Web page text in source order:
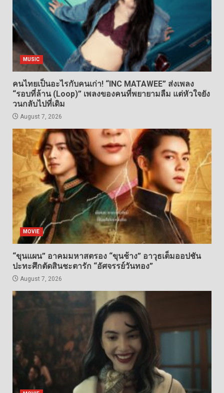
MUSIC
คนไทยเป็นอะไรกับคนเก่า! “INC MATAWEE” ส่งเพลง
“รอบที่ล้าน (Loop)” เพลงของคนที่พยายามลืม แต่หัวใจยัง
วนกลับไปที่เดิม
August 7, 2026
MOVIE
“ขุนแผน” อาคมมหาสตรอง “ขุนช้าง” อาวุธเต็มออปชัน
ปะทะศึกตัดสินชะตารัก “อัศจรรย์วันทอง”
August 7, 2026